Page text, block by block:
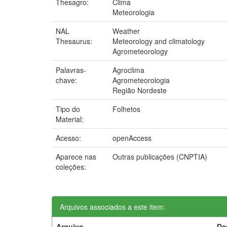
Meteorologia
NAL
Thesaurus:
Weather
Meteorology and climatology
Agrometeorology
Palavras-
chave:
Agroclima
Agrometeorologia
Região Nordeste
Tipo do
Material:
Folhetos
Acesso:
openAccess
Aparece nas
coleções:
Outras publicações (CNPTIA)
Arquivos associados a este item: